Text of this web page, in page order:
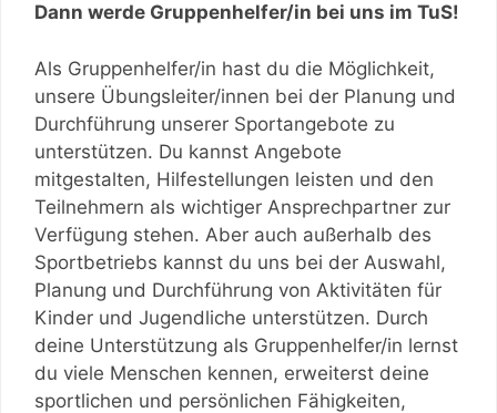
Dann werde Gruppenhelfer/in bei uns im TuS!
Als Gruppenhelfer/in hast du die Möglichkeit,
unsere Übungsleiter/innen bei der Planung und
Durchführung unserer Sportangebote zu
unterstützen. Du kannst Angebote
mitgestalten, Hilfestellungen leisten und den
Teilnehmern als wichtiger Ansprechpartner zur
Verfügung stehen. Aber auch außerhalb des
Sportbetriebs kannst du uns bei der Auswahl,
Planung und Durchführung von Aktivitäten für
Kinder und Jugendliche unterstützen. Durch
deine Unterstützung als Gruppenhelfer/in lernst
du viele Menschen kennen, erweiterst deine
sportlichen und persönlichen Fähigkeiten,